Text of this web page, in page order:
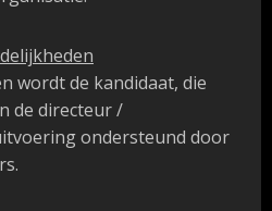
wordt de kandidaat, die
de directeur /
ondersteund door